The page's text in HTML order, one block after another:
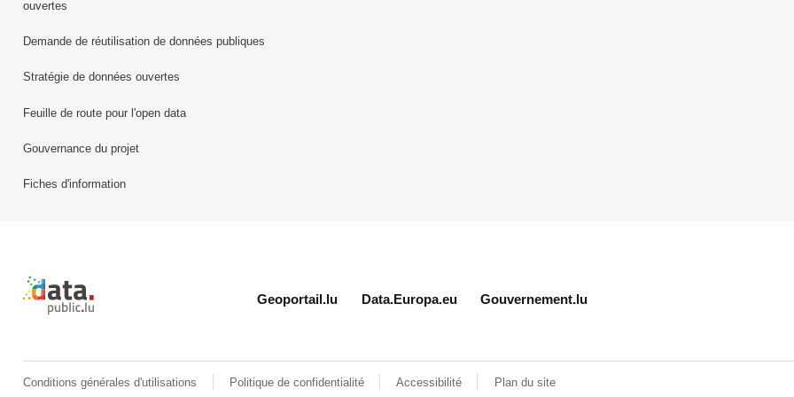
ouvertes
Demande de réutilisation de données publiques
Stratégie de données ouvertes
Feuille de route pour l'open data
Gouvernance du projet
Fiches d'information
Retour à l'accueil de data.public.lu
Geoportail.lu Data.Europa.eu Gouvernement.lu
Conditions générales d'utilisations Politique de confidentialité Accessibilité Plan du site